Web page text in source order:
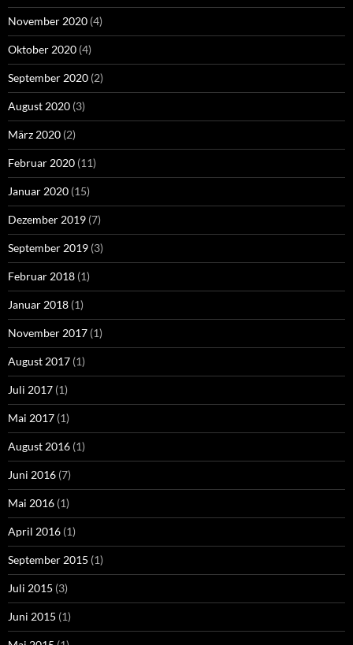
November 2020 (4)
Oktober 2020 (4)
September 2020 (2)
August 2020 (3)
März 2020 (2)
Februar 2020 (11)
Januar 2020 (15)
Dezember 2019 (7)
September 2019 (3)
Februar 2018 (1)
Januar 2018 (1)
November 2017 (1)
August 2017 (1)
Juli 2017 (1)
Mai 2017 (1)
August 2016 (1)
Juni 2016 (7)
Mai 2016 (1)
April 2016 (1)
September 2015 (1)
Juli 2015 (3)
Juni 2015 (1)